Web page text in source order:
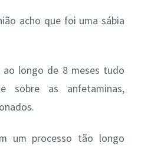
acho que foi uma sábia
ao longo de 8 meses tudo
sobre as anfetaminas,
um processo tão longo